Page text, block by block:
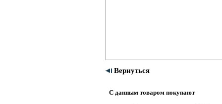
Вернуться
С данным товаром покупают